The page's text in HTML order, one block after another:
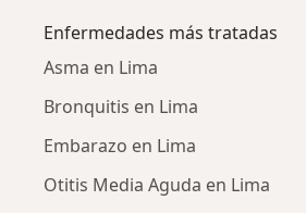
Enfermedades más tratadas
Asma en Lima
Bronquitis en Lima
Embarazo en Lima
Otitis Media Aguda en Lima